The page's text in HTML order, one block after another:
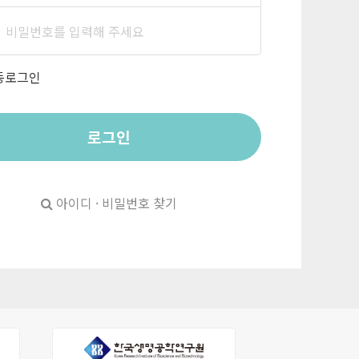
로그인
로그인
아이디 · 비밀번호 찾기